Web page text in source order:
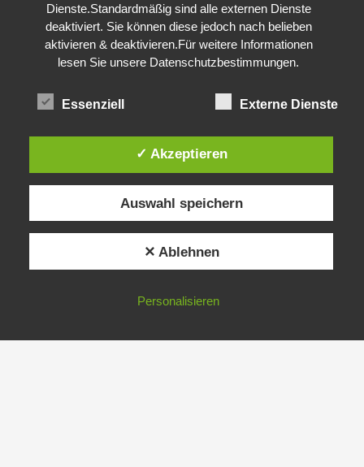
Dienste.Standardmäßig sind alle externen Dienste
deaktiviert. Sie können diese jedoch nach belieben
aktivieren & deaktivieren.Für weitere Informationen
lesen Sie unsere Datenschutzbestimmungen.
Essenziell Externe Dienste
✓ Akzeptieren
Auswahl speichern
✕ Ablehnen
Personalisieren